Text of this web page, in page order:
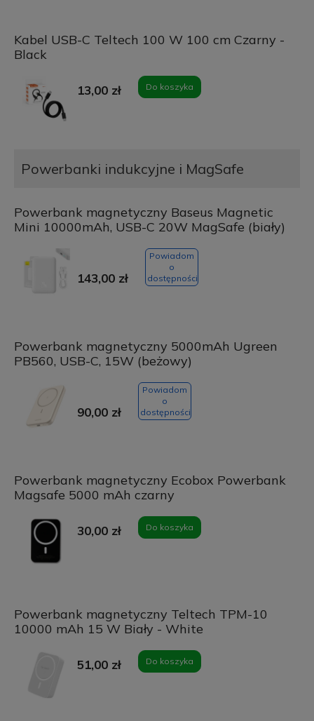
Kabel USB-C Teltech 100 W 100 cm Czarny -
Black
13,00 zł Do koszyka
Powerbanki indukcyjne i MagSafe
Powerbank magnetyczny Baseus Magnetic
Mini 10000mAh, USB-C 20W MagSafe (biały)
143,00 zł
Powiadom
o
dostępności
Powerbank magnetyczny 5000mAh Ugreen
PB560, USB-C, 15W (beżowy)
90,00 zł
Powiadom
o
dostępności
Powerbank magnetyczny Ecobox Powerbank
Magsafe 5000 mAh czarny
30,00 zł Do koszyka
Powerbank magnetyczny Teltech TPM-10
10000 mAh 15 W Biały - White
51,00 zł Do koszyka